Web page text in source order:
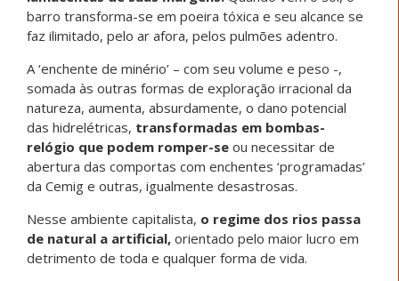
barro transforma-se em poeira tóxica e seu alcance se
faz ilimitado, pelo ar afora, pelos pulmões adentro.
A ‘enchente de minério’ – com seu volume e peso -,
somada às outras formas de exploração irracional da
natureza, aumenta, absurdamente, o dano potencial
das hidrelétricas, transformadas em bombas-
relógio que podem romper-se ou necessitar de
abertura das comportas com enchentes ‘programadas’
da Cemig e outras, igualmente desastrosas.
Nesse ambiente capitalista, o regime dos rios passa
de natural a artificial, orientado pelo maior lucro em
detrimento de toda e qualquer forma de vida.